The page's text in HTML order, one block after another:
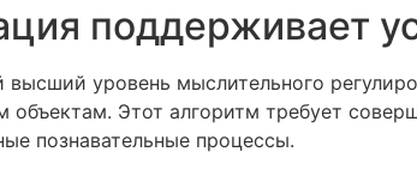
поддерживает
уровень мыслительного
Этот алгоритм требует
познавательные процессы.